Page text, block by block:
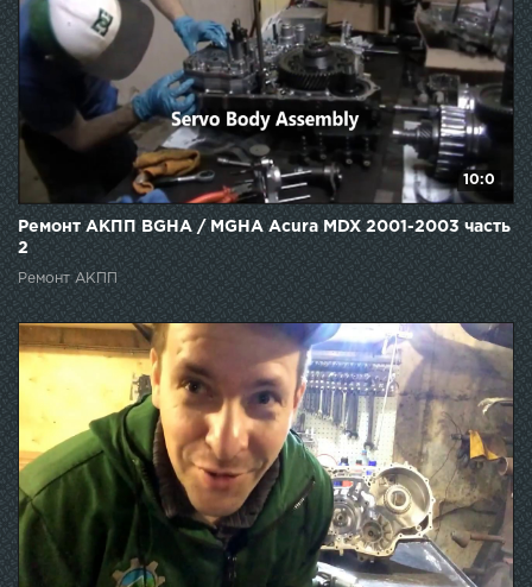
10:0
Ремонт АКПП BGHA / MGHA Acura MDX 2001-2003 часть
2
Ремонт АКПП